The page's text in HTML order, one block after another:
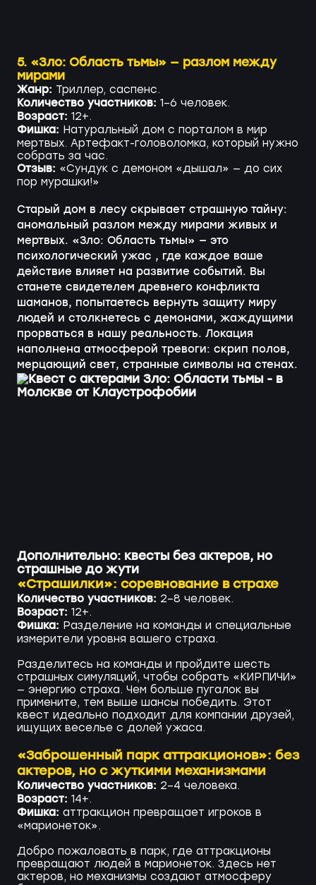
5. «Зло: Область тьмы» — разлом между
мирами
Жанр: Триллер, саспенс.
Количество участников: 1–6 человек.
Возраст: 12+.
Фишка: Натуральный дом с порталом в мир
мертвых. Артефакт-головоломка, который нужно
собрать за час.
Отзыв: «Сундук с демоном «дышал» — до сих
пор мурашки!»
Старый дом в лесу скрывает страшную тайну:
аномальный разлом между мирами живых и
мертвых. «Зло: Область тьмы» — это
психологический ужас , где каждое ваше
действие влияет на развитие событий. Вы
станете свидетелем древнего конфликта
шаманов, попытаетесь вернуть защиту миру
людей и столкнетесь с демонами, жаждущими
прорваться в нашу реальность. Локация
наполнена атмосферой тревоги: скрип полов,
мерцающий свет, странные символы на стенах.
Дополнительно: квесты без актеров, но
страшные до жути
«Страшилки»: соревнование в страхе
Количество участников: 2–8 человек.
Возраст: 12+.
Фишка: Разделение на команды и специальные
измерители уровня вашего страха.
Разделитесь на команды и пройдите шесть
страшных симуляций, чтобы собрать «КИРПИЧИ»
— энергию страха. Чем больше пугалок вы
примените, тем выше шансы победить. Этот
квест идеально подходит для компании друзей,
ищущих веселье с долей ужаса.
«Заброшенный парк аттракционов»: без
актеров, но с жуткими механизмами
Количество участников: 2–4 человека.
Возраст: 14+.
Фишка: аттракцион превращает игроков в
«марионеток».
Добро пожаловать в парк, где аттракционы
превращают людей в марионеток. Здесь нет
актеров, но механизмы создают атмосферу